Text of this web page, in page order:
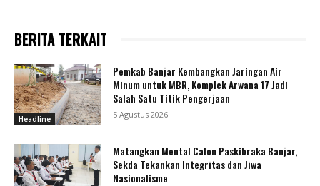
BERITA TERKAIT
Headline
Pemkab Banjar Kembangkan Jaringan Air
Minum untuk MBR, Komplek Arwana 17 Jadi
Salah Satu Titik Pengerjaan
5 Agustus 2026
Matangkan Mental Calon Paskibraka Banjar,
Sekda Tekankan Integritas dan Jiwa
Nasionalisme